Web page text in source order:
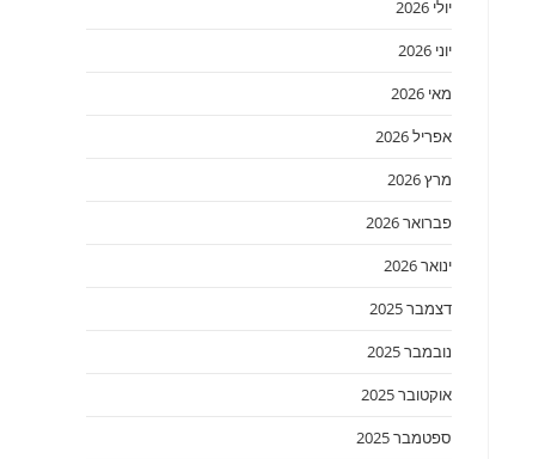
יולי 2026
יוני 2026
מאי 2026
אפריל 2026
מרץ 2026
פברואר 2026
ינואר 2026
דצמבר 2025
נובמבר 2025
אוקטובר 2025
ספטמבר 2025